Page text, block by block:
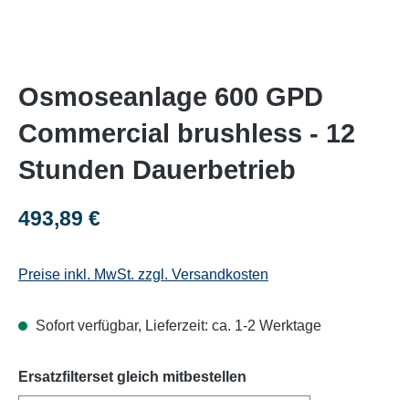
Osmoseanlage 600 GPD
Commercial brushless - 12
Stunden Dauerbetrieb
Regulärer Preis:
493,89 €
Preise inkl. MwSt. zzgl. Versandkosten
Sofort verfügbar, Lieferzeit: ca. 1-2 Werktage
Ersatzfilterset gleich mitbestellen